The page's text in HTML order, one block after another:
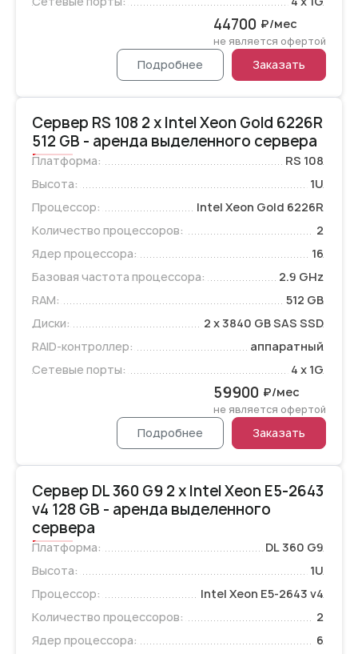
44700 ₽/мес
не является офертой
Подробнее Заказать
Сервер RS 108 2 x Intel Xeon Gold 6226R
512 GB - аренда выделенного сервера
Платформа:
RS 108
Высота:
1U
Процессор:
Intel Xeon Gold 6226R
Количество процессоров:
2
Ядер процессора:
16
Базовая частота процессора:
2.9 GHz
RAM:
512 GB
Диски:
2 x 3840 GB SAS SSD
RAID-контроллер:
аппаратный
Сетевые порты:
4 x 1G
59900 ₽/мес
не является офертой
Подробнее Заказать
Сервер DL 360 G9 2 x Intel Xeon E5-2643
v4 128 GB - аренда выделенного
сервера
Платформа:
DL 360 G9
Высота:
1U
Процессор:
Intel Xeon E5-2643 v4
Количество процессоров:
2
Ядер процессора:
6